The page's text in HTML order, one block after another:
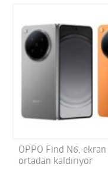
OPPO Find N6,
ortadan kaldırıyor